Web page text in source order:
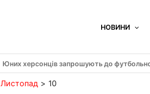
НОВИНИ
Юних херсонців запрошують до
Листопад 10